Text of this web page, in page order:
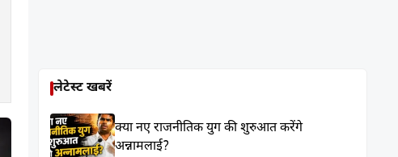
लेटेस्ट खबरें
क्या नए राजनीतिक युग की शुरुआत करेंगे
अन्नामलाई?